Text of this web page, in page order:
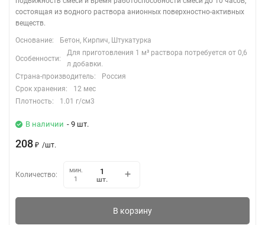
состоящая из водного раствора анионных поверхностно-активных
веществ.
Основание: Бетон, Кирпич, Штукатурка
Особенности:
Для приготовления 1 м³ раствора потребуется от 0,6
л добавки.
Страна-производитель:
Россия
Срок хранения:
12 мес
Плотность:
1.01 г/см3
В наличии - 9 шт.
208 ₽ /шт.
Количество:
мин.
1
шт.
В корзину